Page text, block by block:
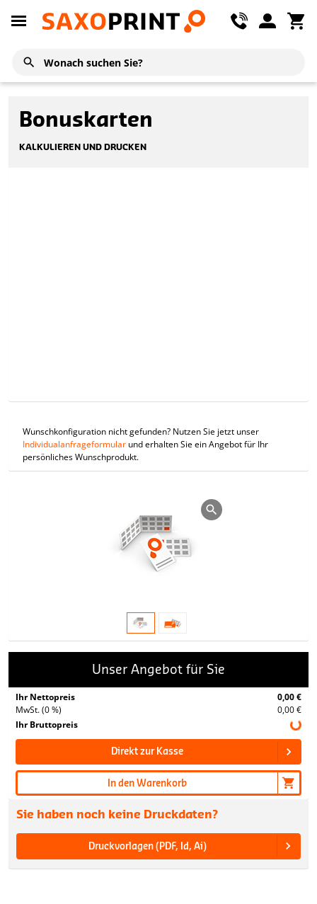
Bonuskarten
KALKULIEREN UND DRUCKEN
Wunschkonfiguration nicht gefunden? Nutzen Sie jetzt unser
Individualanfrageformular und erhalten Sie ein Angebot für Ihr
persönliches Wunschprodukt.
Unser Angebot für Sie
Ihr Nettopreis
0,00 €
MwSt. (0 %)
0,00 €
Ihr Bruttopreis
Direkt zur Kasse
In den Warenkorb
Sie haben noch keine Druckdaten?
Druckvorlagen (PDF, Id, Ai)